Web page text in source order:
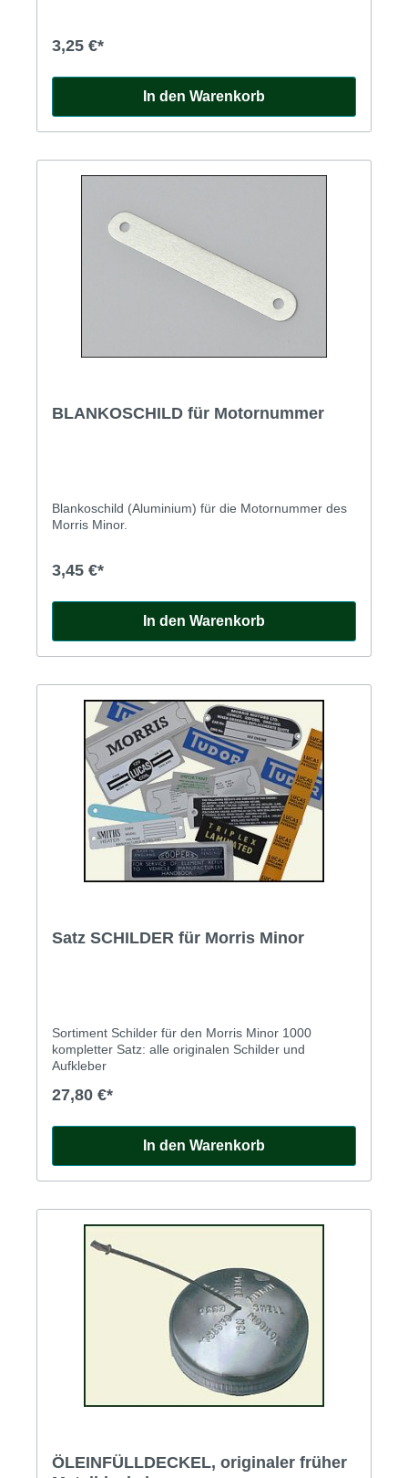
3,25 €*
In den Warenkorb
BLANKOSCHILD für Motornummer
Blankoschild (Aluminium) für die Motornummer des
Morris Minor.
3,45 €*
In den Warenkorb
Satz SCHILDER für Morris Minor
Sortiment Schilder für den Morris Minor 1000
kompletter Satz: alle originalen Schilder und
Aufkleber
27,80 €*
In den Warenkorb
ÖLEINFÜLLDECKEL, originaler früher